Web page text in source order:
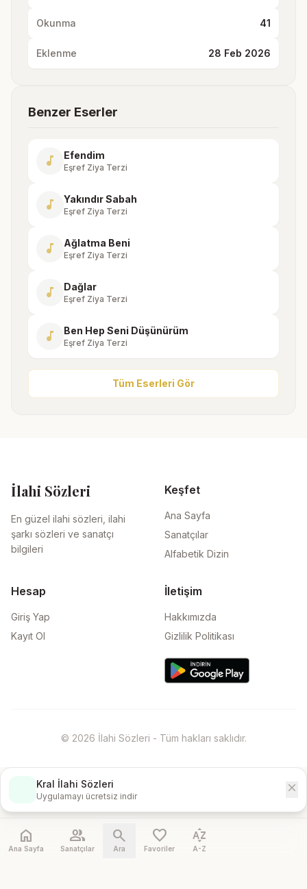
Okunma 41
Eklenme 28 Feb 2026
Benzer Eserler
music_note Efendim
Eşref Ziya Terzi
music_note Yakındır Sabah
Eşref Ziya Terzi
music_note Ağlatma Beni
Eşref Ziya Terzi
music_note Dağlar
Eşref Ziya Terzi
music_note Ben Hep Seni Düşünürüm
Eşref Ziya Terzi
Tüm Eserleri Gör
İlahi Sözleri
En güzel ilahi sözleri, ilahi
şarkı sözleri ve sanatçı
bilgileri
Keşfet
Ana Sayfa
Sanatçılar
Alfabetik Dizin
Hesap
Giriş Yap
Kayıt Ol
İletişim
Hakkımızda
Gizlilik Politikası
© 2026 İlahi Sözleri - Tüm hakları saklıdır.
Kral İlahi Sözleri
Uygulamayı ücretsiz indir
close
home
Ana Sayfa
people
Sanatçılar
search
Ara
favorite
Favoriler
sort_by_alpha
A-Z